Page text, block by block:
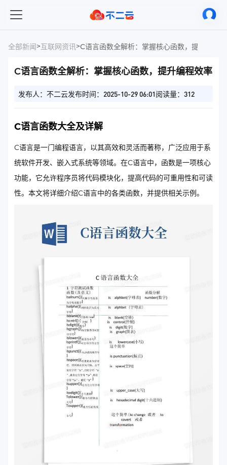
全部新闻>互联网资讯>C语言函数全解析：掌握核心函数，提升编程
C语言函数全解析：掌握核心函数，提升编程效率
发布人：不二云发布时间：2025-10-29 06:01阅读量：312
C语言函数大全及详解
C语言是一门编程语言，以其高效和灵活而著称，广泛应用于系
统软件开发、嵌入式系统等领域。在C语言中，函数是一项核心
功能，它允许程序员将代码模块化，提高代码的可重用性和可读
性。本文将详细介绍C语言中的各类函数，并提供相关示例。